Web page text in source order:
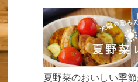
リ食べて、夏バテを
う！
夏野菜のおいしい季